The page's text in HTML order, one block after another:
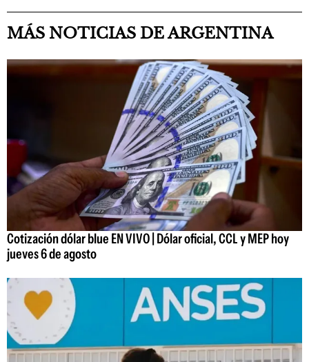
MÁS NOTICIAS DE ARGENTINA
Cotización dólar blue EN VIVO | Dólar oficial, CCL y MEP hoy
jueves 6 de agosto